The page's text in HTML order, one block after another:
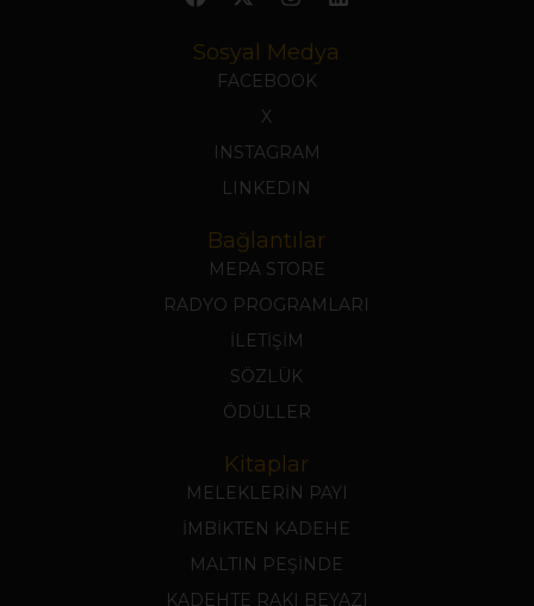
Sosyal Medya
FACEBOOK
X
INSTAGRAM
LINKEDIN
Bağlantılar
MEPA STORE
RADYO PROGRAMLARI
İLETİŞİM
SÖZLÜK
ÖDÜLLER
Kitaplar
MELEKLERİN PAYI
İMBİKTEN KADEHE
MALTIN PEŞİNDE
KADEHTE RAKI BEYAZI